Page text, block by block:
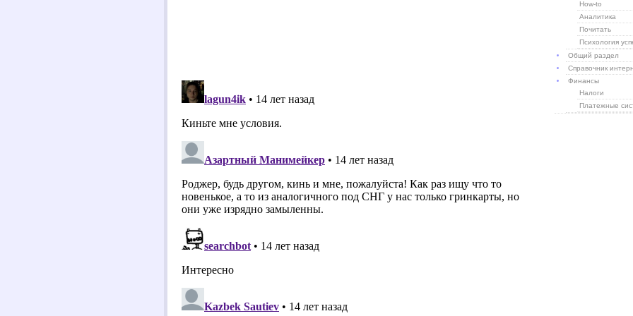
How-to
Аналитика
Почитать
Психология
Общий раздел
Справочник
Финансы
Налоги
Платежные